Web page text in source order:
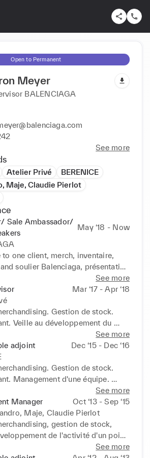
Open to Permanent
Meyer
BALENCIAGA
See more
Atelier Privé
BERENICE
Maje, Claudie Pierlot
Sale Ambassador/
May ‘18 - Now
one client, merch, inventaire,
soulier Balenciaga, présentation
avec de nombreux Personnal
de la clientelles international, et
merch
See more
Mar ‘17 - Apr ‘18
Gestion de stock.
Veille au développement du
See more
adjoint
Dec ‘15 - Dec ‘16
Gestion de stock.
Management d'une équipe.
du chiffre d'affaire du See more
Manager
Oct ‘13 - Sep ‘15
Maje, Claudie Pierlot
gestion de stock,
de l'activité d'un point
See more